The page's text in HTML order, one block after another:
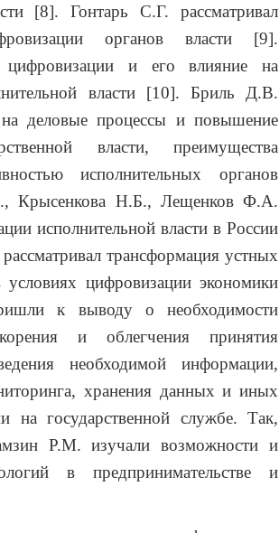
[8]. Гонтарь С.Г. рассматривал
органов власти [9].
и его влияние на
власти [10]. Бриль Д.В.
деловые процессы и повышение
власти, преимущества
исполнительных органов
Крысенкова Н.Б., Лещенков Ф.А.
исполнительной власти в России
трансформация устных
цифровизации экономики
к выводу о необходимости
и облегчения принятия
необходимой информации,
хранения данных и иных
на государственной службе. Так,
Р.М. изучали возможности и
в предпринимательстве и